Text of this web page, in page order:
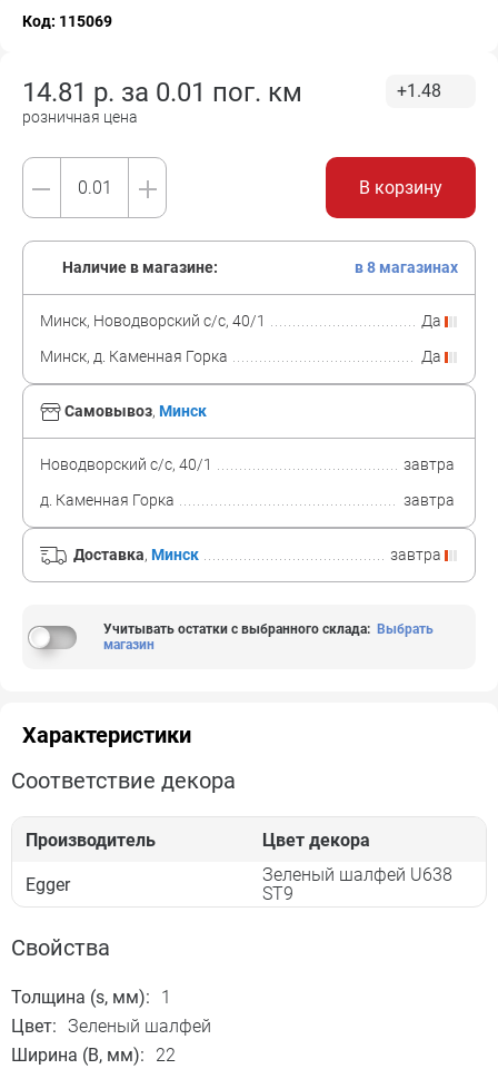
Код: 115069
14.81 р. за 0.01 пог. км
розничная цена
+1.48
В корзину
Самовывоз, Минск
Новодворский с/с, 40/1
завтра
д. Каменная Горка
завтра
Доставка, Минск завтра
Наличие в магазине: в 8 магазинах
Минск, Новодворский с/с, 40/1
Да
Минск, д. Каменная Горка
Да
Учитывать остатки с выбранного склада: Выбрать
магазин
Характеристики
Соответствие декора
Производитель Цвет декора
Egger
Зеленый шалфей U638
ST9
Свойства
Толщина (s, мм):
1
Цвет: Зеленый шалфей
Ширина (B, мм):
22